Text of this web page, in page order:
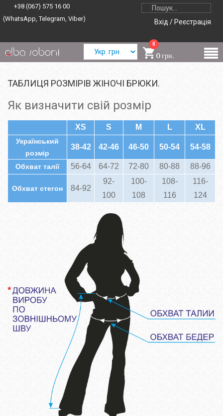
+38 (067) 575 16 00
(WhatsApp, Telegram, Viber)
Вхід / Реєстрація
0
0 грн.
ТАБЛИЦЯ РОЗМІРІВ ЖІНОЧІ БРЮКИ.
Як визначити свій розмір
XS S M L XL
Український
розмір
38-42 42-46 46-50 50-54 54-58
Обхват талії 56-64 64-72 72-80 80-88 88-96
Обхват стегон 84-92
92-
100
100-
108
108-
116
116-
124